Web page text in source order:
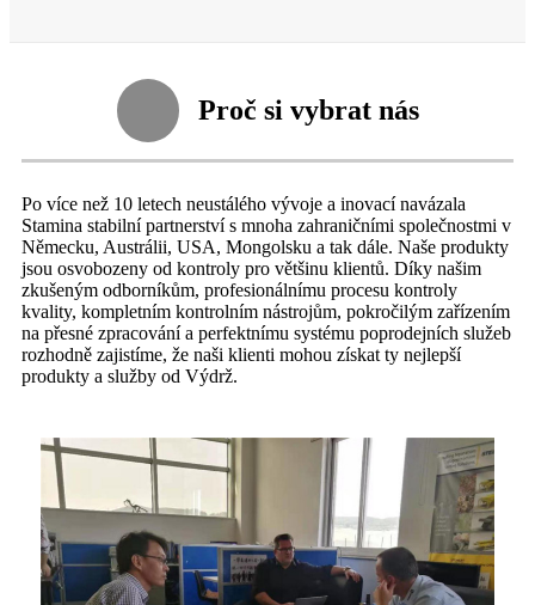
Proč si vybrat nás
Po více než 10 letech neustálého vývoje a inovací navázala
Stamina stabilní partnerství s mnoha zahraničními společnostmi v
Německu, Austrálii, USA, Mongolsku a tak dále. Naše produkty
jsou osvobozeny od kontroly pro většinu klientů. Díky našim
zkušeným odborníkům, profesionálnímu procesu kontroly
kvality, kompletním kontrolním nástrojům, pokročilým zařízením
na přesné zpracování a perfektnímu systému poprodejních služeb
rozhodně zajistíme, že naši klienti mohou získat ty nejlepší
produkty a služby od Výdrž.